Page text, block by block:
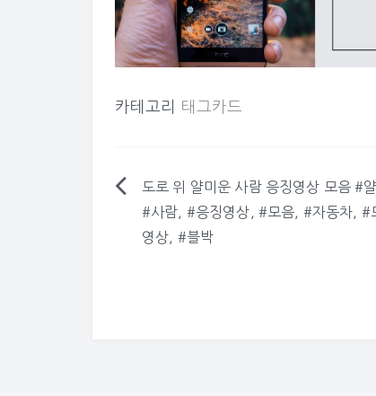
카테고리 태그카드
글
도로 위 얄미운 사람 응징영상 모음 #
#사람, #응징영상, #모음, #자동차, #
영상, #블박